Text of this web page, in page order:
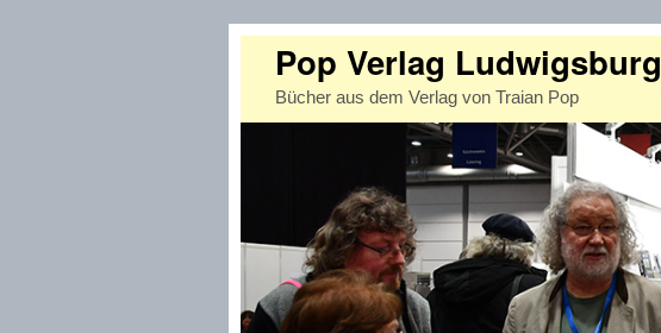
Pop Verlag Ludwigsburg
Bücher aus dem Verlag von Traian Pop